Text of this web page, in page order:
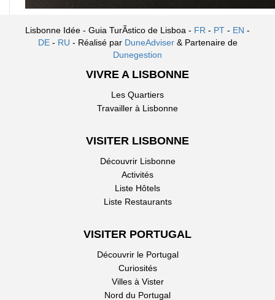
Lisbonne Idée - Guia TurÃ­stico de Lisboa - FR - PT - EN -
DE- RU - Réalisé par DuneAdviser & Partenaire de
Dunegestion
VIVRE A LISBONNE
Les Quartiers
Travailler à Lisbonne
VISITER LISBONNE
Découvrir Lisbonne
Activités
Liste Hôtels
Liste Restaurants
VISITER PORTUGAL
Découvrir le Portugal
Curiosités
Villes à Vister
Nord du Portugal